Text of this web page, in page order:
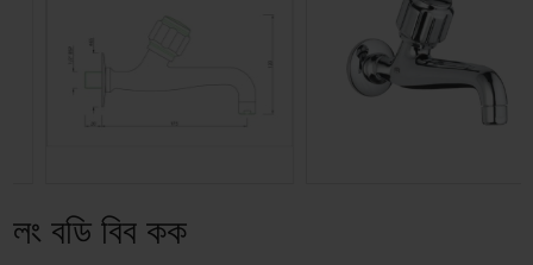
লং বডি বিব কক